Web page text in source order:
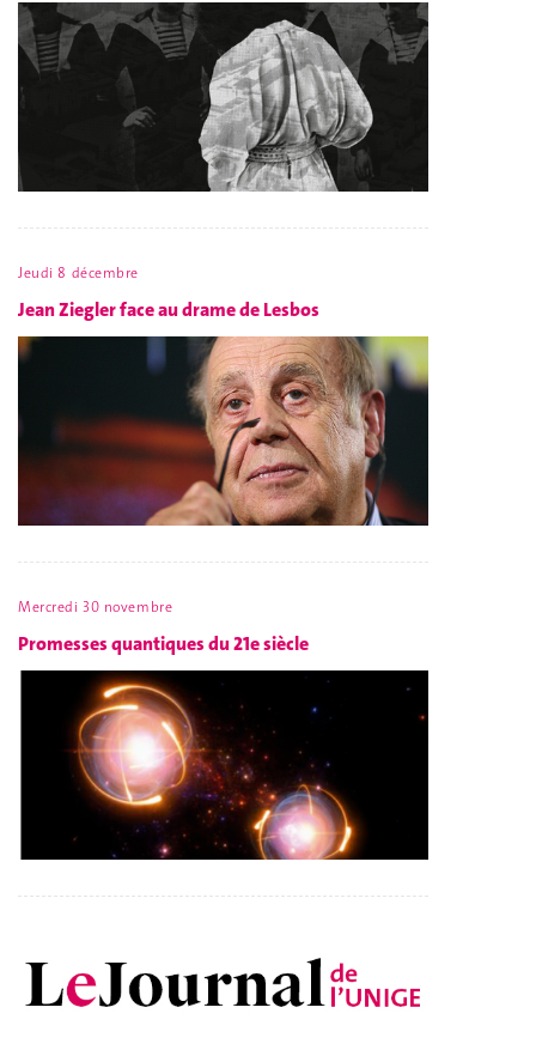
Jeudi 8 décembre
Jean Ziegler face au drame de Lesbos
Mercredi 30 novembre
Promesses quantiques du 21e siècle